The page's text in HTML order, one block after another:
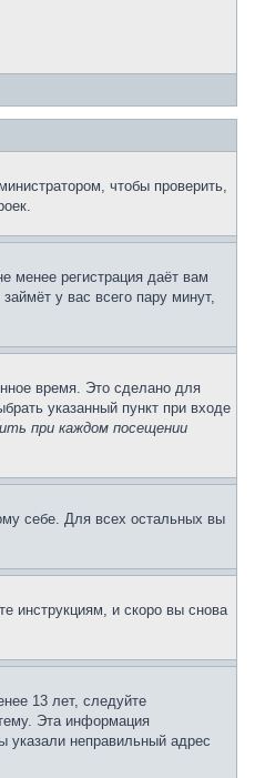
чтобы проверить,
менее регистрация даёт вам
у вас всего пару минут,
время. Это сделано для
указанный пункт при входе
при каждом посещении
себе. Для всех остальных вы
инструкциям, и скоро вы снова
13 лет, следуйте
Эта информация
указали неправильный адрес